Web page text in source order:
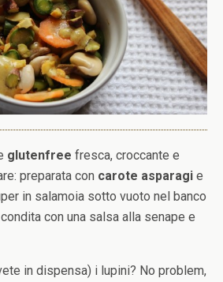
glutenfree fresca, croccante e
preparata con carote asparagi e
in salamoia sotto vuoto nel banco
con una salsa alla senape e
in dispensa) i lupini? No problem,